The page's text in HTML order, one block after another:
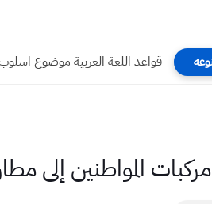
قواعد اللغة العربية موضوع
المواطنين إلى